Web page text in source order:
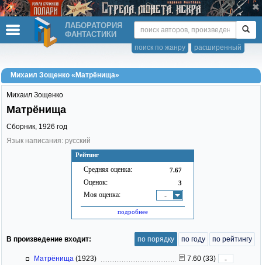
ЛАБОРАТОРИЯ
ФАНТАСТИКИ
расширенный
поиск по жанру
Михаил Зощенко «Матрёнища»
Рейтинг
Средняя оценка: 7.67
Оценок: 3
Моя оценка: -
подробнее
Михаил Зощенко
Матрёнища
Сборник, 1926 год
Язык написания: русский
В произведение входит: по порядку по году по рейтингу
Матрёнища (1923) 7.60 (33)
-